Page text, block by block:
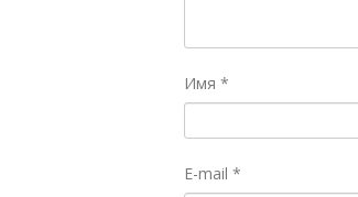
Имя *
E-mail *